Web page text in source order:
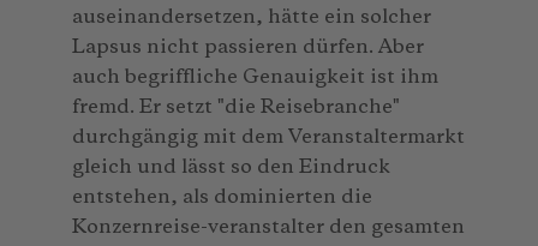
auseinandersetzen, hätte ein solcher
Lapsus nicht passieren dürfen. Aber
auch begriffliche Genauigkeit ist ihm
fremd. Er setzt "die Reisebranche"
durchgängig mit dem Veranstaltermarkt
gleich und lässt so den Eindruck
entstehen, als dominierten die
Konzernreise-veranstalter den gesamten